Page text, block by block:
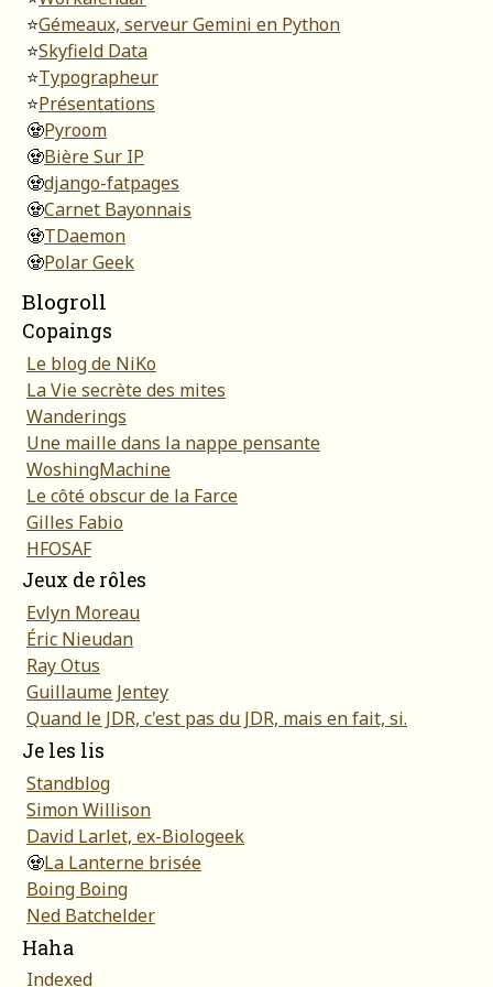
⭐Gémeaux, serveur Gemini en Python
⭐Skyfield Data
⭐Typographeur
⭐Présentations
🧟Pyroom
🧟Bière Sur IP
🧟django-fatpages
🧟Carnet Bayonnais
🧟TDaemon
🧟Polar Geek
Blogroll
Copaings
Le blog de NiKo
La Vie secrète des mites
Wanderings
Une maille dans la nappe pensante
WoshingMachine
Le côté obscur de la Farce
Gilles Fabio
HFOSAF
Jeux de rôles
Evlyn Moreau
Éric Nieudan
Ray Otus
Guillaume Jentey
Quand le JDR, c'est pas du JDR, mais en fait, si.
Je les lis
Standblog
Simon Willison
David Larlet, ex-Biologeek
🧟La Lanterne brisée
Boing Boing
Ned Batchelder
Haha
Indexed